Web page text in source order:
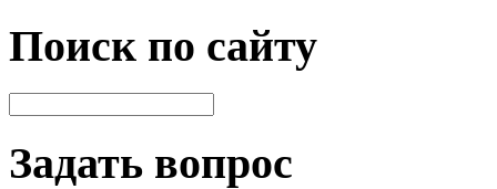
Поиск по сайту
Задать вопрос